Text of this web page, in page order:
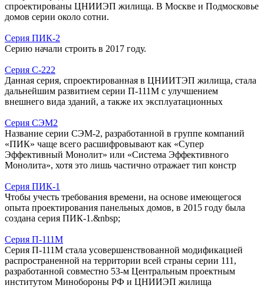
спроектированы ЦНИИЭП жилища. В Москве и Подмосковье
домов серии около сотни.
Серия ПИК-2
Серию начали строить в 2017 году.
Серия С-222
Данная серия, спроектированная в ЦНИИТЭП жилища, стала
дальнейшим развитием серии П-111М с улучшением
внешнего вида зданий, а также их эксплуатационных
Серия СЭМ2
Название серии СЭМ-2, разработанной в группе компаний
«ПИК» чаще всего расшифровывают как «Супер
Эффективный Монолит» или «Система Эффективного
Монолита», хотя это лишь частично отражает тип констр
Серия ПИК-1
Чтобы учесть требования времени, на основе имеющегося
опыта проектирования панельных домов, в 2015 году была
создана серия ПИК-1.&nbsp;
Серия П-111М
Серия П-111М стала усовершенствованной модификацией
распространенной на территории всей страны серии 111,
разработанной совместно 53-м Центральным проектным
институтом Минобороны РФ и ЦНИИЭП жилища